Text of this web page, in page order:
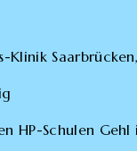
HP-Schulen